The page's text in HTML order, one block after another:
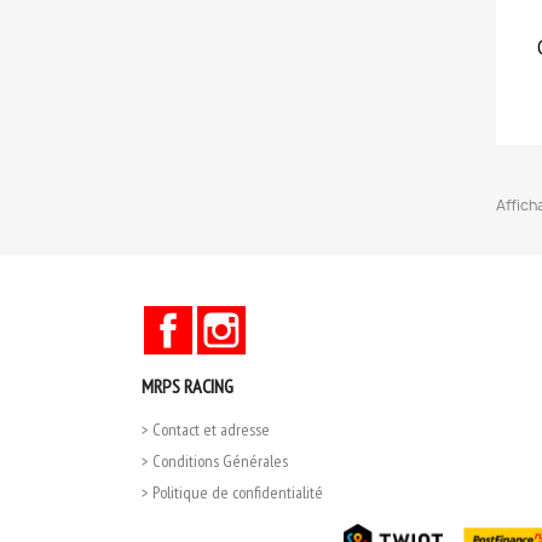
Facebook
MRPS RACING
> Contact et adresse
> Conditions Générales
> Politique de confidentialité